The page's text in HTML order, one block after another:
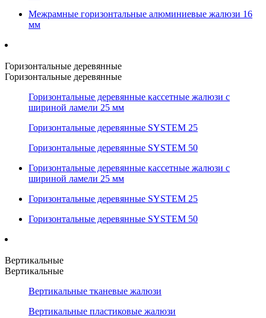
Межрамные горизонтальные алюминиевые жалюзи 16
мм
Горизонтальные деревянные
Горизонтальные деревянные
Горизонтальные деревянные кассетные жалюзи с
шириной ламели 25 мм
Горизонтальные деревянные SYSTEM 25
Горизонтальные деревянные SYSTEM 50
Горизонтальные деревянные кассетные жалюзи с
шириной ламели 25 мм
Горизонтальные деревянные SYSTEM 25
Горизонтальные деревянные SYSTEM 50
Вертикальные
Вертикальные
Вертикальные тканевые жалюзи
Вертикальные пластиковые жалюзи